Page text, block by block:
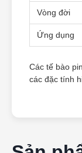
Vòng đời
Ứng dụng
Các tế bào
các đặc tính